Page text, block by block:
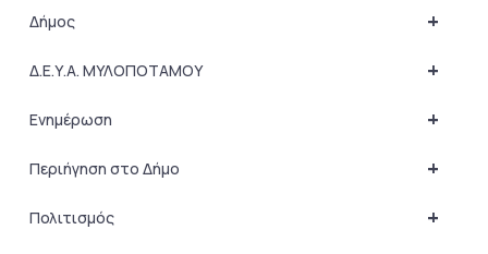
+
Δήμος
+
Δ.Ε.Υ.Α. ΜΥΛΟΠΟΤΑΜΟΥ
+
Ενημέρωση
+
Περιήγηση στο Δήμο
+
Πολιτισμός